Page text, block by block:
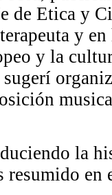
de Etica y
y
y la
la
resumido en